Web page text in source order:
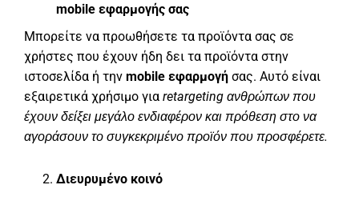
mobile εφαρμογής σας
Μπορείτε να προωθήσετε τα προϊόντα σας σε
χρήστες που έχουν ήδη δει τα προϊόντα στην
ιστοσελίδα ή την mobile εφαρμογή σας. Αυτό είναι
εξαιρετικά χρήσιμο για retargeting ανθρώπων που
έχουν δείξει μεγάλο ενδιαφέρον και πρόθεση στο να
αγοράσουν το συγκεκριμένο προϊόν που προσφέρετε.
Διευρυμένο κοινό